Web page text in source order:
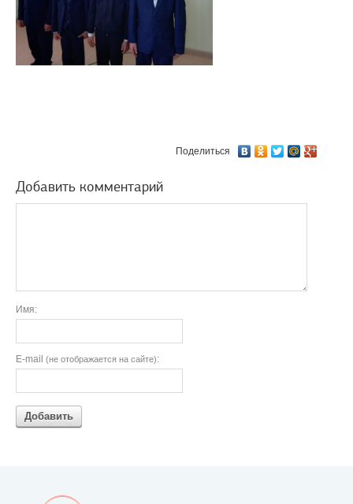
Поделиться
Добавить комментарий
Имя:
E-mail (не отображается на сайте):
Добавить